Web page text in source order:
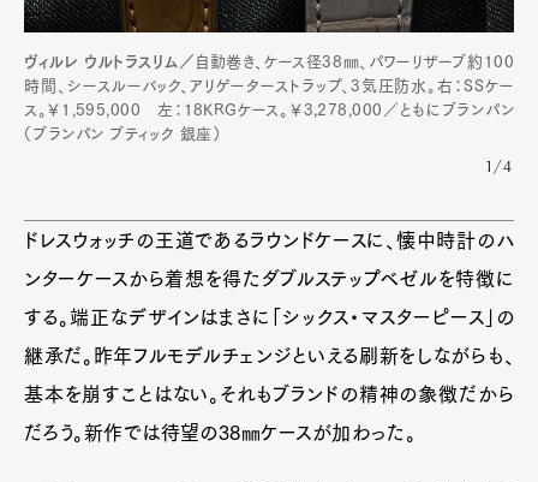
ヴィルレ ウルトラスリム／ 自動巻き、ケース径38㎜、パワーリザーブ約100
時間、シースルーバック、アリゲーターストラップ、3気圧防水。右：SSケー
ス。￥1,595,000 左：18KRGケース。￥3,278,000／ともにブランパン
（ブランパン ブティック 銀座）
1/4
ドレスウォッチの王道であるラウンドケースに、懐中時計のハ
ンターケースから着想を得たダブルステップベゼルを特徴に
する。端正なデザインはまさに「シックス・マスターピース」の
継承だ。昨年フルモデルチェンジといえる刷新をしながらも、
基本を崩すことはない。それもブランドの精神の象徴だから
だろう。新作では待望の38㎜ケースが加わった。